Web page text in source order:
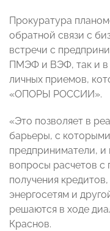
Прокуратура
обратной связи с
встречи с
ПМЭФ и ВЭФ, так и в
личных приемов,
«ОПОРЫ РОССИИ».
«Это позволяет в
барьеры, с
предприниматели, и
вопросы расчетов с
получения
энергосетям и
решаются в ходе
Краснов.